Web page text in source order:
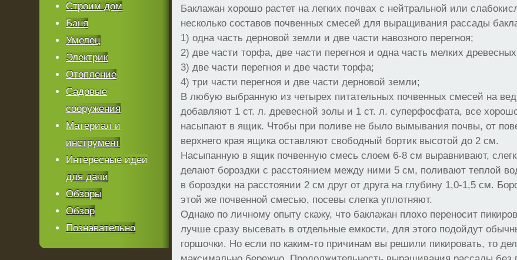
Баклажан хорошо растет на легких почвах с нейтральной или
несколько составов почвенных смесей для выращивания рассады
1) одна часть дерновой земли и две части навозного перегноя;
2) две части торфа, две части перегноя и одна часть мелких
3) две части перегноя и две части торфа;
4) три части перегноя и две части дерновой земли;
В любую выбранную из четырех питательных почвенных смесей на
добавляют 1 ст. л. древесной золы и 1 ст. л. суперфосфата, все
насыпают в ящик. Чтобы при поливе не было вымывания почвы, от
верхнего края ящика оставляют свободный бортик высотой до 2 см.
Насыпанную в ящик почвенную смесь слоем 6-8 см выравнивают,
делают бороздки с расстоянием между ними 5 см, поливают теплой
в бороздки на расстоянии 2 см друг от друга на глубину 1,0-1,5 см.
этой же почвенной смесью, посевы слегка уплотняют.
Однако по личному опыту скажу, что баклажан плохо переносит
лучше сразу высевать в отдельные емкости, для этого подойдут
горшочки. Но если по каким-то причинам вы решили пикировать, то
Строим дом
Баня
Умелец
Электрик
Отопление
Садовые
сооружения
Материал и
инструмент
Интересные идеи
для дачи
Обзоры
Обзор
Познавательно